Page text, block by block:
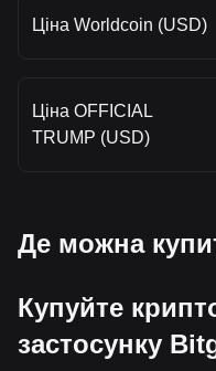
Ціна Worldcoin (USD)
Ціна OFFICIAL
TRUMP (USD)
Де можна
Купуйте
застосунку